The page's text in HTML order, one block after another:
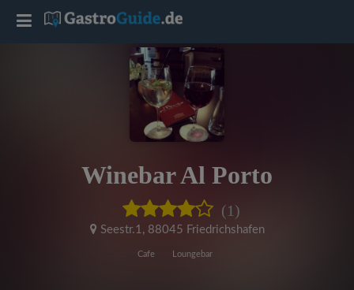
Winebar Al Porto
(1)
Seestr.1, 88045 Friedrichshafen
Cafe Loungebar
T